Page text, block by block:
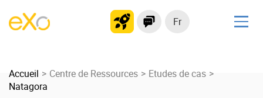
Fr
Plateforme collaborative
Réseau social
Accueil Centre de Ressources
Etudes de cas
Natagora